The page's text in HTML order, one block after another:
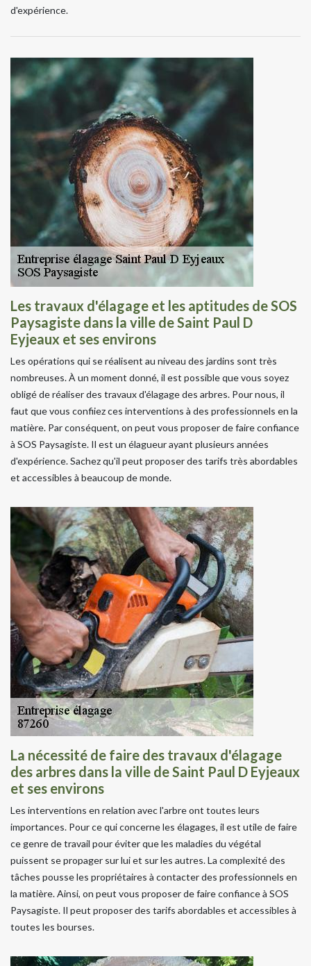
d'expérience.
Les travaux d'élagage et les aptitudes de SOS
Paysagiste dans la ville de Saint Paul D
Eyjeaux et ses environs
Les opérations qui se réalisent au niveau des jardins sont très
nombreuses. À un moment donné, il est possible que vous soyez
obligé de réaliser des travaux d'élagage des arbres. Pour nous, il
faut que vous confiiez ces interventions à des professionnels en la
matière. Par conséquent, on peut vous proposer de faire confiance
à SOS Paysagiste. Il est un élagueur ayant plusieurs années
d'expérience. Sachez qu'il peut proposer des tarifs très abordables
et accessibles à beaucoup de monde.
La nécessité de faire des travaux d'élagage
des arbres dans la ville de Saint Paul D Eyjeaux
et ses environs
Les interventions en relation avec l'arbre ont toutes leurs
importances. Pour ce qui concerne les élagages, il est utile de faire
ce genre de travail pour éviter que les maladies du végétal
puissent se propager sur lui et sur les autres. La complexité des
tâches pousse les propriétaires à contacter des professionnels en
la matière. Ainsi, on peut vous proposer de faire confiance à SOS
Paysagiste. Il peut proposer des tarifs abordables et accessibles à
toutes les bourses.